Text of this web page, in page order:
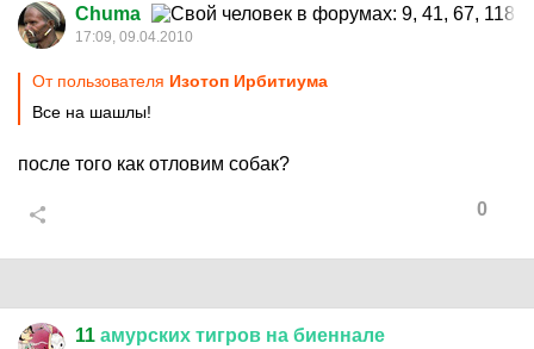
Chuma
17:09, 09.04.2010
От пользователя Изотоп Ирбитиума
Все на шашлы!
после того как отловим собак?
0
11 амурских тигров на биеннале